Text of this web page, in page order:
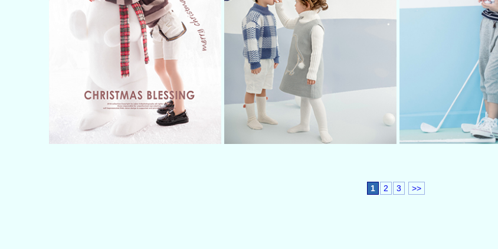
1 2 3 >>